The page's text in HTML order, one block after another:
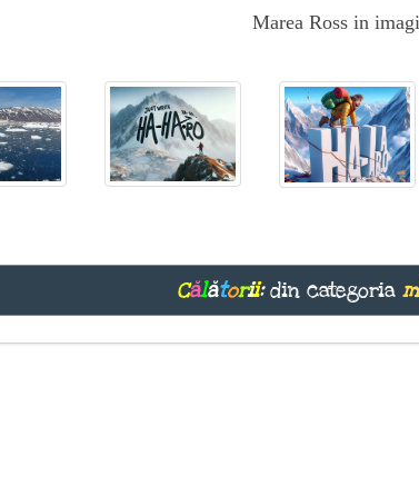
Marea Ross in
Călătorii:din categoria